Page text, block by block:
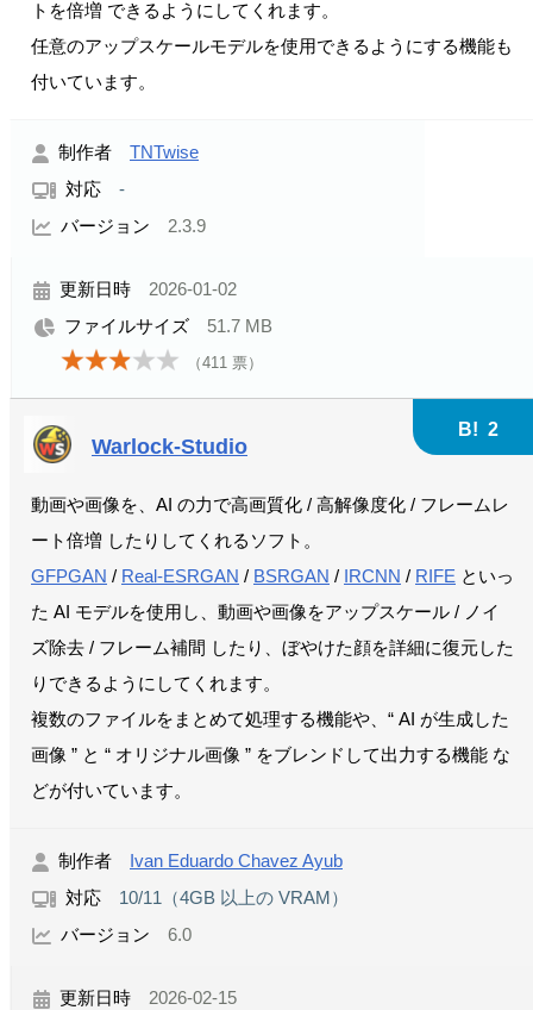
トを倍増 できるようにしてくれます。
任意のアップスケールモデルを使用できるようにする機能も
付いています。
制作者 TNTwise
対応 -
バージョン 2.3.9
更新日時 2026-01-02
ファイルサイズ 51.7 MB
（411 票）
Warlock-Studio
B! 2
動画や画像を、AI の力で高画質化 / 高解像度化 / フレームレ
ート倍増 したりしてくれるソフト。
GFPGAN / Real-ESRGAN / BSRGAN / IRCNN / RIFE といっ
た AI モデルを使用し、動画や画像をアップスケール / ノイ
ズ除去 / フレーム補間 したり、ぼやけた顔を詳細に復元した
りできるようにしてくれます。
複数のファイルをまとめて処理する機能や、“ AI が生成した
画像 ” と “ オリジナル画像 ” をブレンドして出力する機能 な
どが付いています。
制作者 Ivan Eduardo Chavez Ayub
対応 10/11（4GB 以上の VRAM）
バージョン 6.0
更新日時 2026-02-15